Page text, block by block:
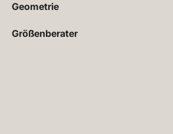
Geometrie
Größenberater